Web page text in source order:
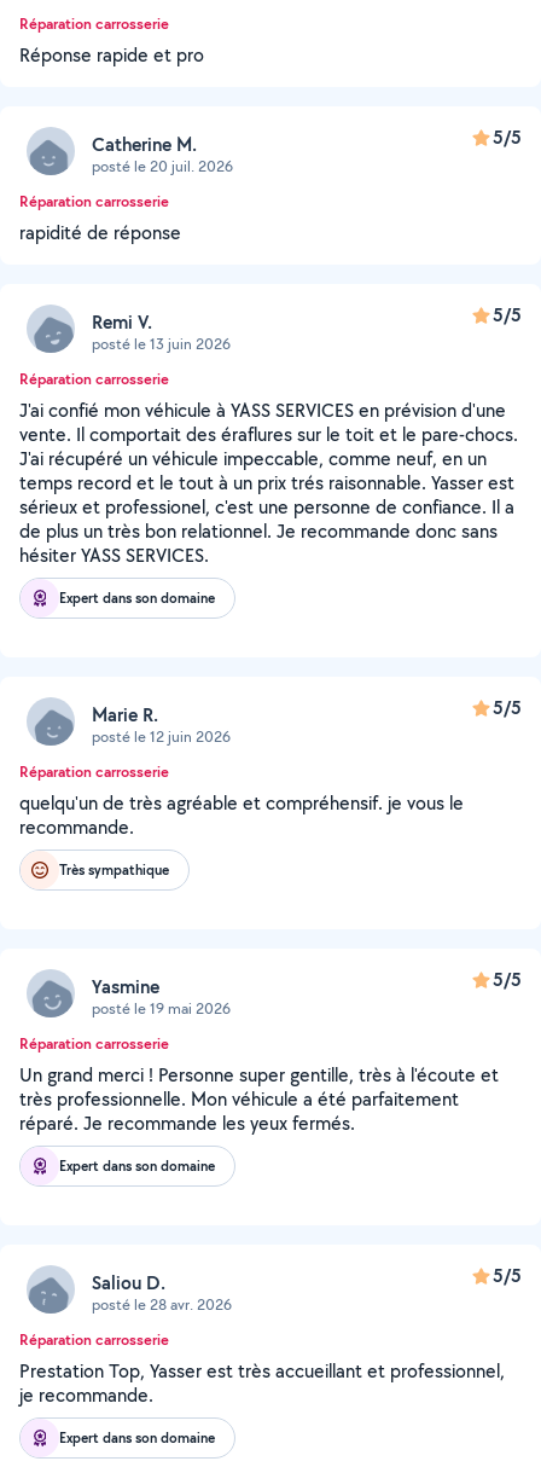
Réparation carrosserie
Réponse rapide et pro
Catherine M.
posté le 20 juil. 2026
5/5
Réparation carrosserie
rapidité de réponse
Remi V.
posté le 13 juin 2026
5/5
Réparation carrosserie
J'ai confié mon véhicule à YASS SERVICES en prévision d'une
vente. Il comportait des éraflures sur le toit et le pare-chocs.
J'ai récupéré un véhicule impeccable, comme neuf, en un
temps record et le tout à un prix trés raisonnable. Yasser est
sérieux et professionel, c'est une personne de confiance. Il a
de plus un très bon relationnel. Je recommande donc sans
hésiter YASS SERVICES.
Expert dans son domaine
Marie R.
posté le 12 juin 2026
5/5
Réparation carrosserie
quelqu'un de très agréable et compréhensif. je vous le
recommande.
Très sympathique
Yasmine
posté le 19 mai 2026
5/5
Réparation carrosserie
Un grand merci ! Personne super gentille, très à l'écoute et
très professionnelle. Mon véhicule a été parfaitement
réparé. Je recommande les yeux fermés.
Expert dans son domaine
Saliou D.
posté le 28 avr. 2026
5/5
Réparation carrosserie
Prestation Top, Yasser est très accueillant et professionnel,
je recommande.
Expert dans son domaine